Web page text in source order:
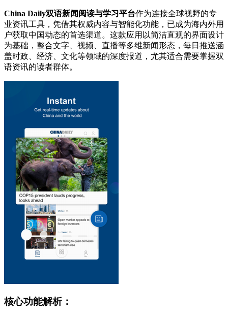
China Daily双语新闻阅读与学习平台作为连接全球视野的专
业资讯工具，凭借其权威内容与智能化功能，已成为海内外用
户获取中国动态的首选渠道。这款应用以简洁直观的界面设计
为基础，整合文字、视频、直播等多维新闻形态，每日推送涵
盖时政、经济、文化等领域的深度报道，尤其适合需要掌握双
语资讯的读者群体。
核心功能解析：